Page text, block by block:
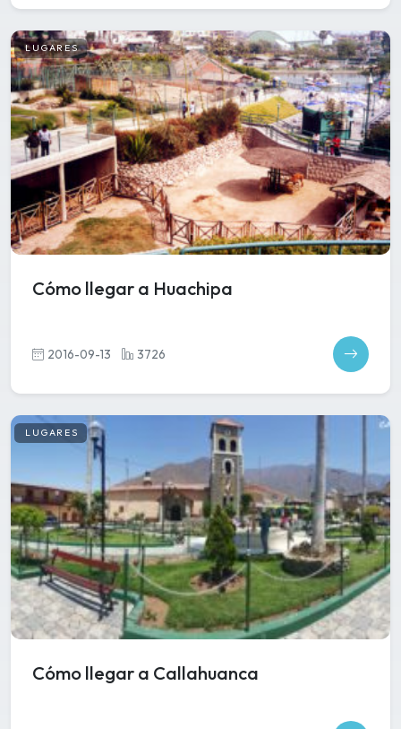
LUGARES
Cómo llegar a Huachipa
2016-09-13 3726
LUGARES
Cómo llegar a Callahuanca